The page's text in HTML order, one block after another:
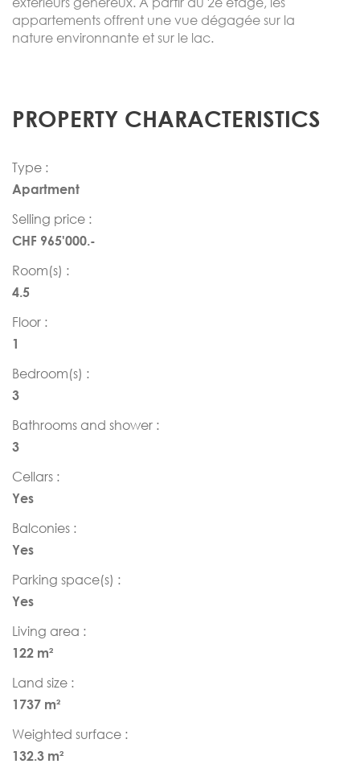
appartements offrent une vue dégagée sur la
nature environnante et sur le lac.
PROPERTY CHARACTERISTICS
Type :
Apartment
Selling price :
CHF 965'000.-
Room(s) :
4.5
Floor :
1
Bedroom(s) :
3
Bathrooms and shower :
3
Cellars :
Yes
Balconies :
Yes
Parking space(s) :
Yes
Living area :
122 m²
Land size :
1737 m²
Weighted surface :
132.3 m²